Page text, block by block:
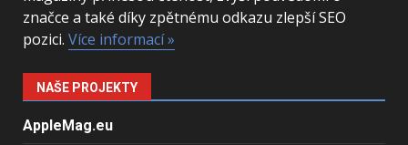
značce a také díky zpětnému odkazu zlepší SEO
pozici. Více informací »
NAŠE PROJEKTY
AppleMag.eu